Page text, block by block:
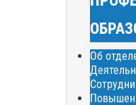
Об